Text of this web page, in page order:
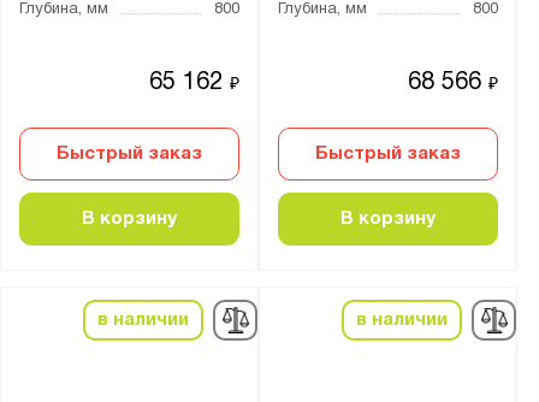
Глубина, мм
800
65 162₽
Быстрый заказ
В корзину
Глубина, мм
800
68 566₽
Быстрый заказ
В корзину
в наличии в наличии